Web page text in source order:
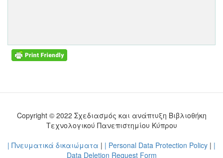
Copyright © 2022 Σχεδιασμός και ανάπτυξη Βιβλιοθήκη
Τεχνολογικού Πανεπιστημίου Κύπρου
| Πνευματικά δικαιώματα | | Personal Data Protection Policy | |
Data Deletion Request Form